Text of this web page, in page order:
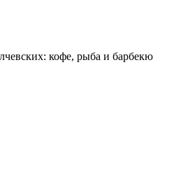
кофе, рыба и барбекю